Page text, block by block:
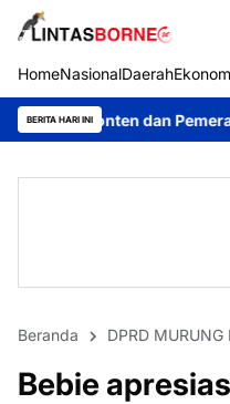
HomeNasionalDaerah
BERITA HARI INI
dan Pemeran Sinetron
Beranda DPRD MURUNG
Bebie